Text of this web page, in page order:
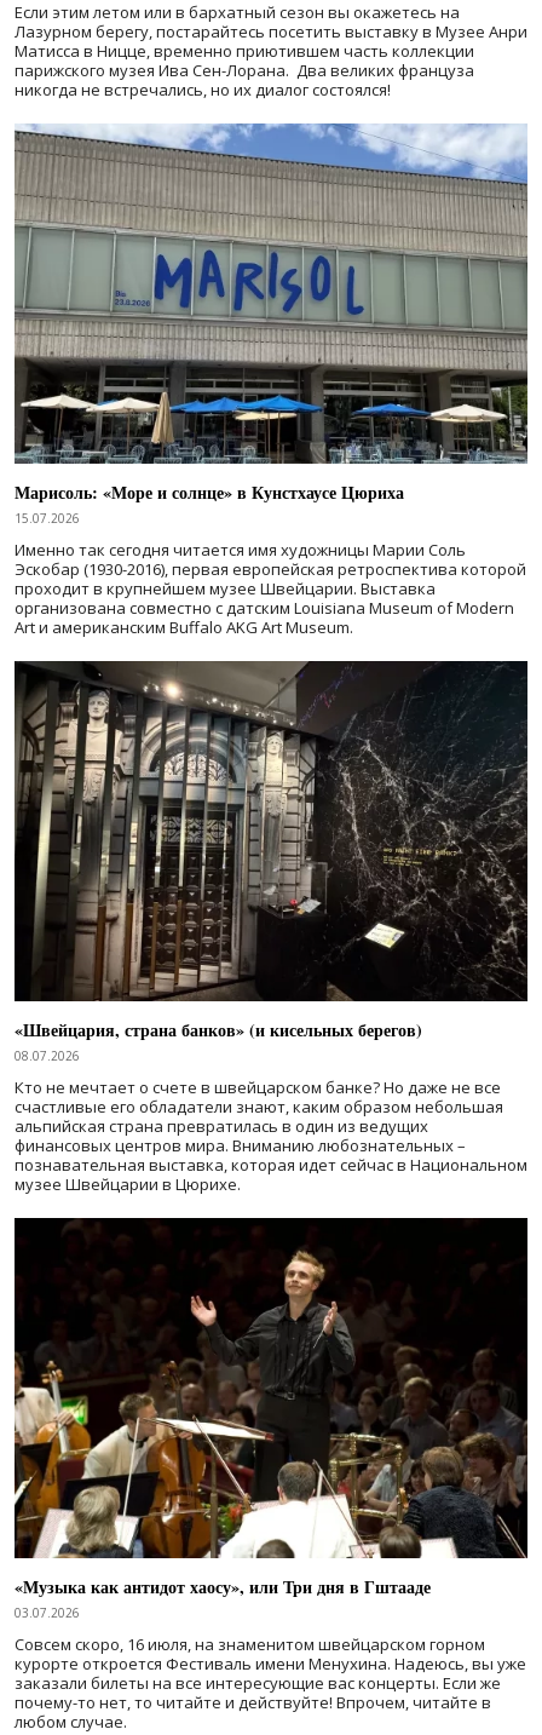
Если этим летом или в бархатный сезон вы окажетесь на
Лазурном берегу, постарайтесь посетить выставку в Музее Анри
Матисса в Ницце, временно приютившем часть коллекции
парижского музея Ива Сен-Лорана. Два великих француза
никогда не встречались, но их диалог состоялся!
Марисоль: «Море и солнце» в Кунстхаусе Цюриха
15.07.2026
Именно так сегодня читается имя художницы Марии Соль
Эскобар (1930-2016), первая европейская ретроспектива которой
проходит в крупнейшем музее Швейцарии. Выставка
организована совместно с датским Louisiana Museum of Modern
Art и американским Buffalo AKG Art Museum.
«Швейцария, страна банков» (и кисельных берегов)
08.07.2026
Кто не мечтает о счете в швейцарском банке? Но даже не все
счастливые его обладатели знают, каким образом небольшая
альпийская страна превратилась в один из ведущих
финансовых центров мира. Вниманию любознательных –
познавательная выставка, которая идет сейчас в Национальном
музее Швейцарии в Цюрихе.
«Музыка как антидот хаосу», или Три дня в Гштааде
03.07.2026
Совсем скоро, 16 июля, на знаменитом швейцарском горном
курорте откроется Фестиваль имени Менухина. Надеюсь, вы уже
заказали билеты на все интересующие вас концерты. Если же
почему-то нет, то читайте и действуйте! Впрочем, читайте в
любом случае.